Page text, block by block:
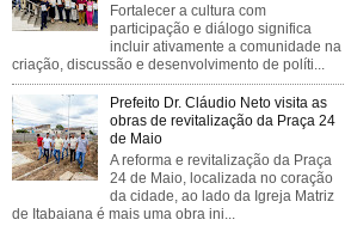
Fortalecer a cultura com
participação e diálogo significa
incluir ativamente a comunidade na
criação, discussão e desenvolvimento de políti...
Prefeito Dr. Cláudio Neto visita as
obras de revitalização da Praça 24
de Maio
A reforma e revitalização da Praça
24 de Maio, localizada no coração
da cidade, ao lado da Igreja Matriz
de Itabaiana é mais uma obra ini...